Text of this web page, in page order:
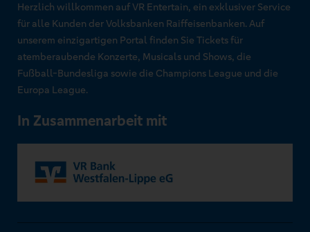
Herzlich willkommen auf VR Entertain, ein exklusiver Service
für alle Kunden der Volksbanken Raiffeisenbanken. Auf
unserem einzigartigen Portal finden Sie Tickets für
atemberaubende Konzerte, Musicals und Shows, die
Fußball-Bundesliga sowie die Champions League und die
Europa League.
In Zusammenarbeit mit